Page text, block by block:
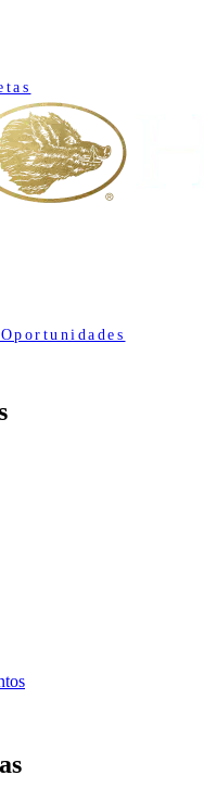
Oportunidades